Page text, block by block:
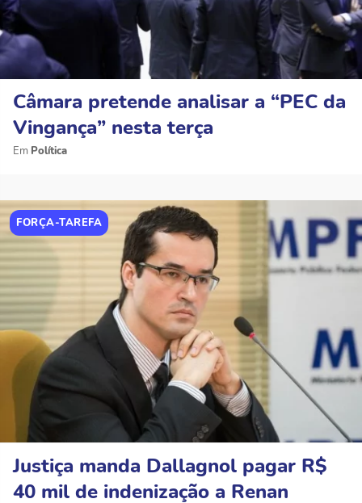
Câmara pretende analisar a “PEC da
Vingança” nesta terça
Política
FORÇA-TAREFA
Justiça manda Dallagnol pagar R$
40 mil de indenização a Renan